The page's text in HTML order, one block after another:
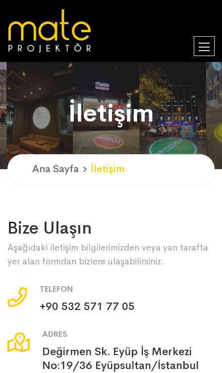
İletişim
Ana Sayfa İletişim
Bize Ulaşın
Aşağıdaki iletişim bilgilerimizden veya yan tarafta
yer alan formdan bizlere ulaşabilirsiniz.
TELEFON
‪+90 532 571 77 05
ADRES
Değirmen Sk. Eyüp İş Merkezi
No:19/36 Eyüpsultan/İstanbul